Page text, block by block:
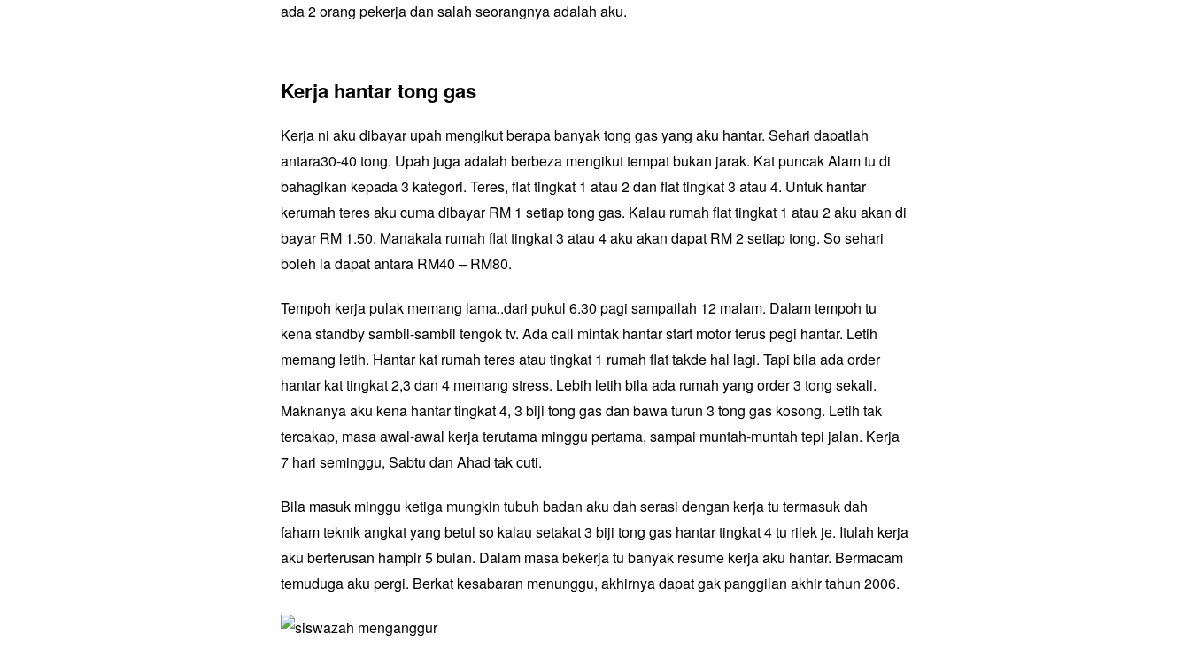
ada 2 orang pekerja dan salah seorangnya adalah aku.
Kerja hantar tong gas
Kerja ni aku dibayar upah mengikut berapa banyak tong gas yang aku hantar. Sehari dapatlah
antara30-40 tong. Upah juga adalah berbeza mengikut tempat bukan jarak. Kat puncak Alam tu di
bahagikan kepada 3 kategori. Teres, flat tingkat 1 atau 2 dan flat tingkat 3 atau 4. Untuk hantar
kerumah teres aku cuma dibayar RM 1 setiap tong gas. Kalau rumah flat tingkat 1 atau 2 aku akan di
bayar RM 1.50. Manakala rumah flat tingkat 3 atau 4 aku akan dapat RM 2 setiap tong. So sehari
boleh la dapat antara RM40 – RM80.
Tempoh kerja pulak memang lama..dari pukul 6.30 pagi sampailah 12 malam. Dalam tempoh tu
kena standby sambil-sambil tengok tv. Ada call mintak hantar start motor terus pegi hantar. Letih
memang letih. Hantar kat rumah teres atau tingkat 1 rumah flat takde hal lagi. Tapi bila ada order
hantar kat tingkat 2,3 dan 4 memang stress. Lebih letih bila ada rumah yang order 3 tong sekali.
Maknanya aku kena hantar tingkat 4, 3 biji tong gas dan bawa turun 3 tong gas kosong. Letih tak
tercakap, masa awal-awal kerja terutama minggu pertama, sampai muntah-muntah tepi jalan. Kerja
7 hari seminggu, Sabtu dan Ahad tak cuti.
Bila masuk minggu ketiga mungkin tubuh badan aku dah serasi dengan kerja tu termasuk dah
faham teknik angkat yang betul so kalau setakat 3 biji tong gas hantar tingkat 4 tu rilek je. Itulah kerja
aku berterusan hampir 5 bulan. Dalam masa bekerja tu banyak resume kerja aku hantar. Bermacam
temuduga aku pergi. Berkat kesabaran menunggu, akhirnya dapat gak panggilan akhir tahun 2006.